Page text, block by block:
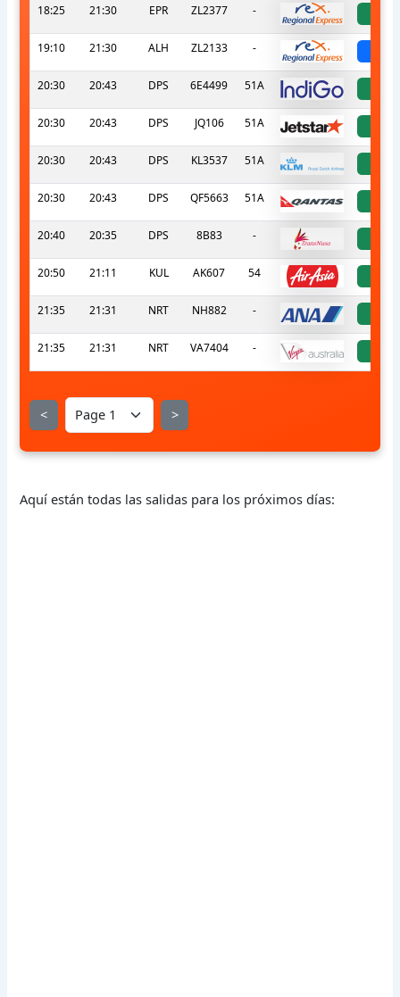
18:25
21:30 EPR ZL2377 -
19:10 21:30 ALH ZL2133 -
20:30 20:43 DPS 6E4499 51A
20:30 20:43 DPS JQ106 51A
20:30 20:43 DPS KL3537 51A
20:30 20:43 DPS QF5663 51A
20:40 20:35 DPS 8B83 -
20:50 21:11 KUL AK607 54
21:35 21:31 NRT NH882 -
21:35 21:31 NRT VA7404 -
< >
Aquí están todas las salidas para los próximos días: